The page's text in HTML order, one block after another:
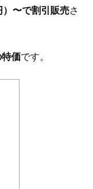
〜で割引販売さ
価です。